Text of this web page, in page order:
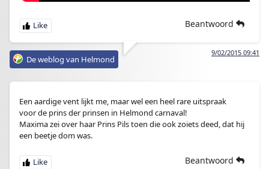
Beantwoord
9/02/2015 09:41
De weblog van Helmond
Een aardige vent lijkt me, maar wel een heel rare uitspraak
voor de prins der prinsen in Helmond carnaval!
Maxima zei over haar Prins Pils toen die ook zoiets deed, dat hij
een beetje dom was.
Beantwoord